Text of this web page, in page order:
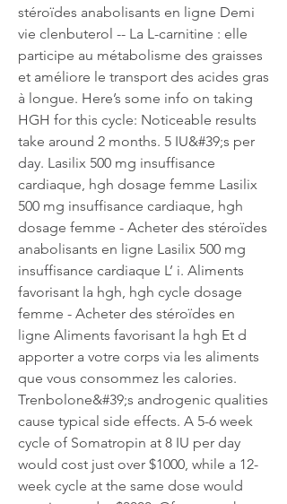
stéroïdes anabolisants en ligne Demi
vie clenbuterol -- La L-carnitine : elle
participe au métabolisme des graisses
et améliore le transport des acides gras
à longue. Here’s some info on taking
HGH for this cycle: Noticeable results
take around 2 months. 5 IU&#39;s per
day. Lasilix 500 mg insuffisance
cardiaque, hgh dosage femme Lasilix
500 mg insuffisance cardiaque, hgh
dosage femme - Acheter des stéroïdes
anabolisants en ligne Lasilix 500 mg
insuffisance cardiaque L’ i. Aliments
favorisant la hgh, hgh cycle dosage
femme - Acheter des stéroïdes en
ligne Aliments favorisant la hgh Et d
apporter a votre corps via les aliments
que vous consommez les calories.
Trenbolone&#39;s androgenic qualities
cause typical side effects. A 5-6 week
cycle of Somatropin at 8 IU per day
would cost just over $1000, while a 12-
week cycle at the same dose would